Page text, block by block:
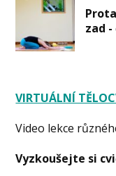
zad
VIRTUÁLNÍ
Video lekce
Vyzkoušejte si